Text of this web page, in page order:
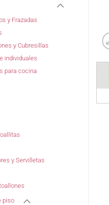
y Frazadas
y Cubresillas
individuales
para cocina
y Servilletas
piso